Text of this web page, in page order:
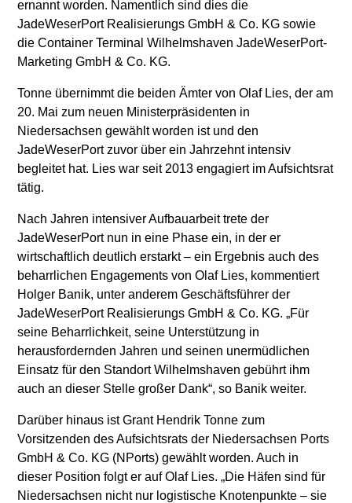
ernannt worden. Namentlich sind dies die
JadeWeserPort Realisierungs GmbH & Co. KG sowie
die Container Terminal Wilhelmshaven JadeWeserPort-
Marketing GmbH & Co. KG.
Tonne übernimmt die beiden Ämter von Olaf Lies, der am
20. Mai zum neuen Ministerpräsidenten in
Niedersachsen gewählt worden ist und den
JadeWeserPort zuvor über ein Jahrzehnt intensiv
begleitet hat. Lies war seit 2013 engagiert im Aufsichtsrat
tätig.
Nach Jahren intensiver Aufbauarbeit trete der
JadeWeserPort nun in eine Phase ein, in der er
wirtschaftlich deutlich erstarkt – ein Ergebnis auch des
beharrlichen Engagements von Olaf Lies, kommentiert
Holger Banik, unter anderem Geschäftsführer der
JadeWeserPort Realisierungs GmbH & Co. KG. „Für
seine Beharrlichkeit, seine Unterstützung in
herausfordernden Jahren und seinen unermüdlichen
Einsatz für den Standort Wilhelmshaven gebührt ihm
auch an dieser Stelle großer Dank“, so Banik weiter.
Darüber hinaus ist Grant Hendrik Tonne zum
Vorsitzenden des Aufsichtsrats der Niedersachsen Ports
GmbH & Co. KG (NPorts) gewählt worden. Auch in
dieser Position folgt er auf Olaf Lies. „Die Häfen sind für
Niedersachsen nicht nur logistische Knotenpunkte – sie